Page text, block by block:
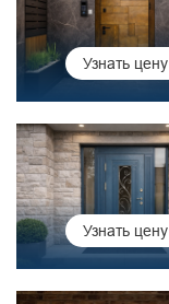
Узнать цену
Узнать цену